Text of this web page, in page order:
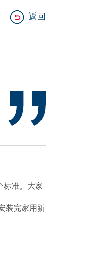
返回
标准。大家
装完家用新